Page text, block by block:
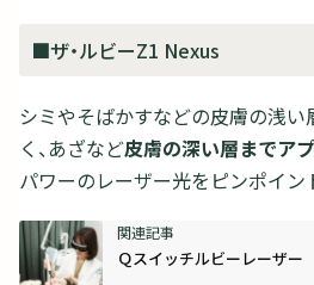
■ザ・ルビーZ1 Nexus
シミやそばかすなどの皮膚の浅
く、あざなど皮膚の深い層までア
パワーのレーザー光をピンポイン
Ｑスイッチルビーレーザー